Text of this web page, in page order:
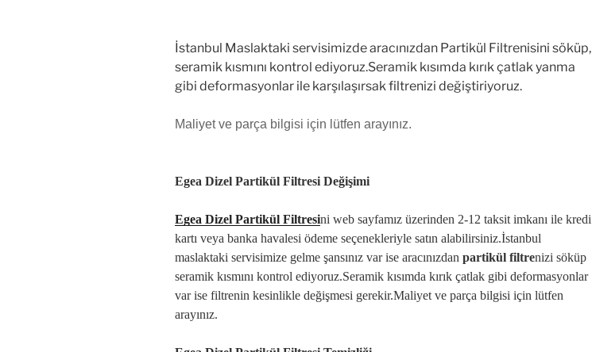
İstanbul Maslaktaki servisimizde aracınızdan Partikül Filtrenisini söküp,
seramik kısmını kontrol ediyoruz.Seramik kısımda kırık çatlak yanma
gibi deformasyonlar ile karşılaşırsak filtrenizi değiştiriyoruz.
Maliyet ve parça bilgisi için lütfen arayınız.
Egea Dizel Partikül Filtresi Değişimi
Egea Dizel Partikül Filtresini web sayfamız üzerinden 2-12 taksit imkanı ile kredi
kartı veya banka havalesi ödeme seçenekleriyle satın alabilirsiniz.İstanbul
maslaktaki servisimize gelme şansınız var ise aracınızdan partikül filtrenizi söküp
seramik kısmını kontrol ediyoruz.Seramik kısımda kırık çatlak gibi deformasyonlar
var ise filtrenin kesinlikle değişmesi gerekir.Maliyet ve parça bilgisi için lütfen
arayınız.